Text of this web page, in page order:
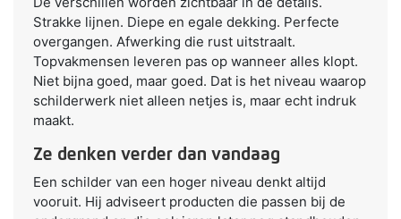
Strakke lijnen. Diepe en egale dekking. Perfecte
overgangen. Afwerking die rust uitstraalt.
Topvakmensen leveren pas op wanneer alles klopt.
Niet bijna goed, maar goed. Dat is het niveau waarop
schilderwerk niet alleen netjes is, maar echt indruk
maakt.
Ze denken verder dan vandaag
Een schilder van een hoger niveau denkt altijd
vooruit. Hij adviseert producten die passen bij de